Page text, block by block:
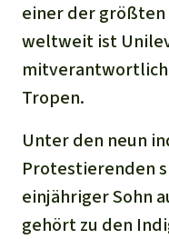
einer der
weltweit ist
mitverantwortlich
Tropen.
Unter den neun
Protestierenden
einjähriger Sohn
gehört zu den